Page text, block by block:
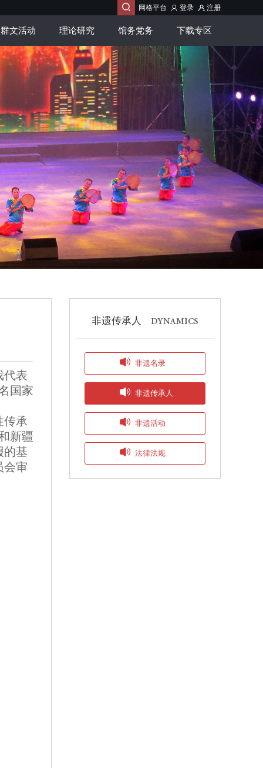
 网格平台 登录 注册
群文活动 理论研究 馆务党务 下载专区
代表
国家
传承
新疆
的基
会审
非遗传承人 DYNAMICS
 非遗名录
 非遗传承人
 非遗活动
 法律法规